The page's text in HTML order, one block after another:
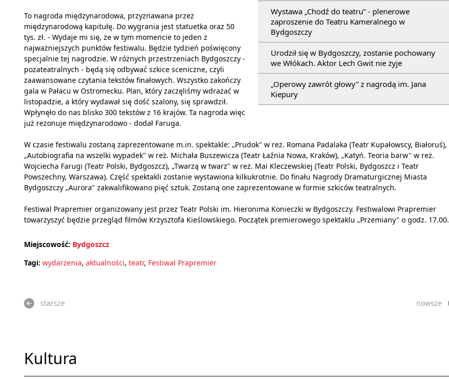
Wystawa „Chodź do teatru” - plenerowe
zaproszenie do Teatru Kameralnego w
Bydgoszczy
Urodził się w Bydgoszczy, zostanie pochowany
we Włókach. Aktor Lech Gwit nie żyje
„Operowy zawrót głowy” z nagrodą im. Jana
Kiepury
To nagroda międzynarodowa, przyznawana przez
międzynarodową kapitułę. Do wygrania jest statuetka oraz 50
tys. zł. - Wydaje mi się, że w tym momencie to jeden z
najważniejszych punktów festiwalu. Będzie tydzień poświęcony
specjalnie tej nagrodzie. W różnych przestrzeniach Bydgoszczy -
pozateatralnych - będą się odbywać szkice sceniczne, czyli
zaawansowane czytania tekstów finałowych. Wszystko zakończy
gala w Pałacu w Ostromecku. Plan, który zaczęliśmy wdrażać w
listopadzie, a który wydawał się dość szalony, się sprawdził.
Wpłynęło do nas blisko 300 tekstów z 16 krajów. Ta nagroda więc
już rezonuje międzynarodowo - dodał Faruga.
W czasie festiwalu zostaną zaprezentowane m.in. spektakle: „Prudok" w reż. Romana Padalaka (Teatr Kupałowscy, Białoruś),
„Autobiografia na wszelki wypadek" w reż. Michała Buszewicza (Teatr Łaźnia Nowa, Kraków), „Katyń. Teoria barw" w reż.
Wojciecha Farugi (Teatr Polski, Bydgoszcz), „Twarzą w twarz" w reż. Mai Kleczewskiej (Teatr Polski, Bydgoszcz i Teatr
Powszechny, Warszawa). Część spektakli zostanie wystawiona kilkukrotnie. Do finału Nagrody Dramaturgicznej Miasta
Bydgoszczy „Aurora" zakwalifikowano pięć sztuk. Zostaną one zaprezentowane w formie szkiców teatralnych.
Festiwal Prapremier organizowany jest przez Teatr Polski im. Hieronima Konieczki w Bydgoszczy. Festiwalowi Prapremier
towarzyszyć będzie przegląd filmów Krzysztofa Kieślowskiego. Początek premierowego spektaklu „Przemiany" o godz. 17.00.
Miejscowość: Bydgoszcz
Tagi: wydarzenia, aktualności, teatr, Festiwal Prapremier
starsze nowsze
Kultura